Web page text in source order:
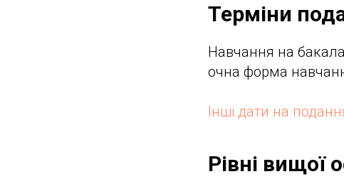
Терміни
Навчання на
очна форма
Інші дати на
Рівні вищої